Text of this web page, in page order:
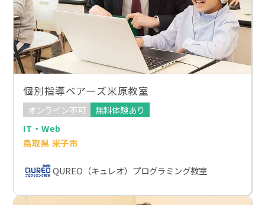
個別指導ベアーズ米原教室
オンライン不可
無料体験あり
IT・Web
鳥取県 米子市
QUREO（キュレオ）プログラミング教室